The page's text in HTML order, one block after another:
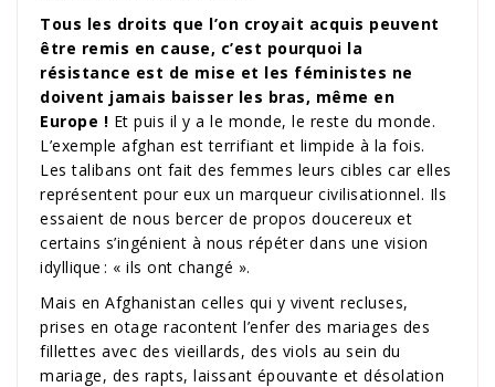
Tous les droits que l’on croyait acquis peuvent
être remis en cause, c’est pourquoi la
résistance est de mise et les féministes ne
doivent jamais baisser les bras, même en
Europe ! Et puis il y a le monde, le reste du monde.
L’exemple afghan est terrifiant et limpide à la fois.
Les talibans ont fait des femmes leurs cibles car elles
représentent pour eux un marqueur civilisationnel. Ils
essaient de nous bercer de propos doucereux et
certains s’ingénient à nous répéter dans une vision
idyllique : « ils ont changé ».
Mais en Afghanistan celles qui y vivent recluses,
prises en otage racontent l’enfer des mariages des
fillettes avec des vieillards, des viols au sein du
mariage, des rapts, laissant épouvante et désolation